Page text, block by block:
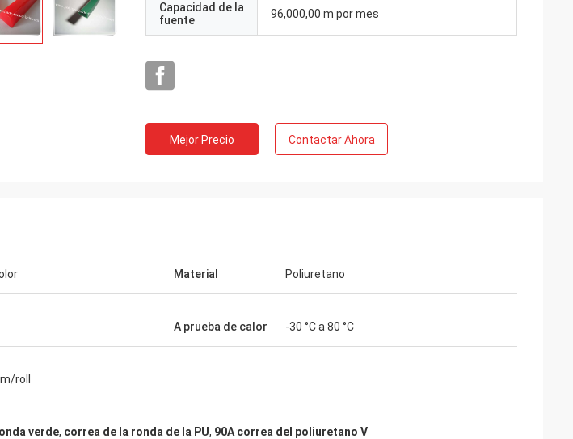
mis
buen servicio!
Capacidad de la
fuente
96,000,00 m por mes
Mejor Precio Contactar Ahora
Material Poliuretano
A prueba de calor -30 °C a 80 °C
roll
verde, correa de la ronda de la PU, 90A correa del poliuretano V